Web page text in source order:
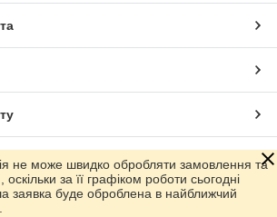
маркетплейсіProm.ua
не може швидко обробляти замовлення та
за її графіком роботи сьогодні
заявка буде оброблена в найближчий